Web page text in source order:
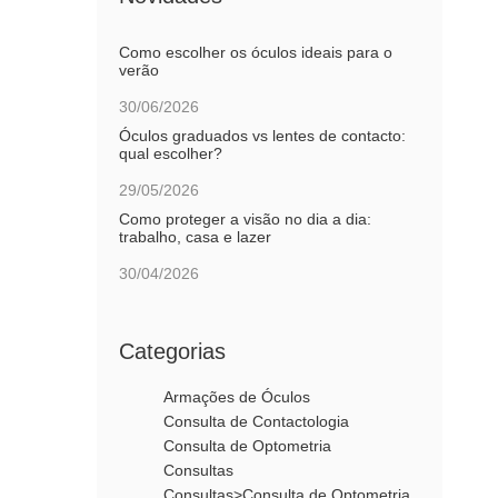
Como escolher os óculos ideais para o
verão
30/06/2026
Óculos graduados vs lentes de contacto:
qual escolher?
29/05/2026
Como proteger a visão no dia a dia:
trabalho, casa e lazer
30/04/2026
Categorias
Armações de Óculos
Consulta de Contactologia
Consulta de Optometria
Consultas